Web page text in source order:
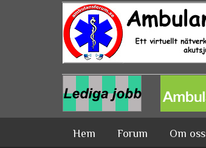
Hoppa till huvudinnehåll
Hem Forum Om oss